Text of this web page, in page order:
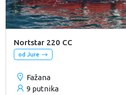
Nortstar 220 CC
od Jure
Fažana
9 putnika